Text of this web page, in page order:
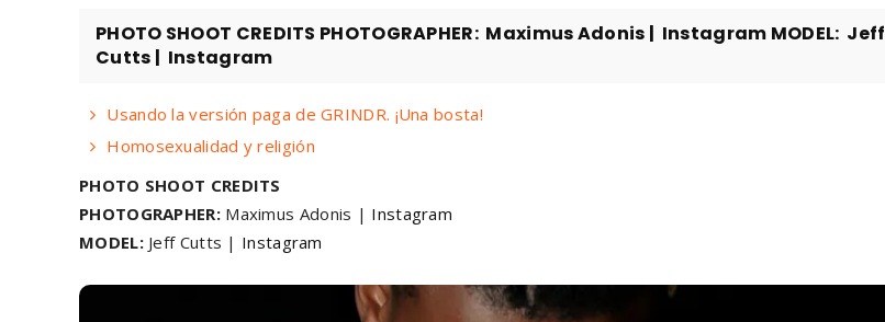
PHOTO SHOOT CREDITS PHOTOGRAPHER: Maximus Adonis | Instagram MODEL: Jeff
Cutts | Instagram
Usando la versión paga de GRINDR. ¡Una bosta!
Homosexualidad y religión
PHOTO SHOOT CREDITS
PHOTOGRAPHER:Maximus Adonis | Instagram
MODEL:Jeff Cutts | Instagram